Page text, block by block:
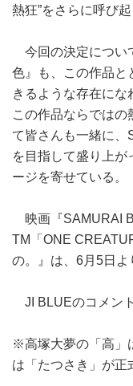
熱狂”をさらに呼び
今回の決定につい
色』も、この作品と
きるような存在にな
この作品ならでは
て皆さんも一緒に
を目指して盛り上が
ージを寄せている。
映画『SAMURAI
TM「ONE
の。』は、6月5日よ
JI BLUEのコメン
※高塚大夢の「高」
は「たつさき」が正